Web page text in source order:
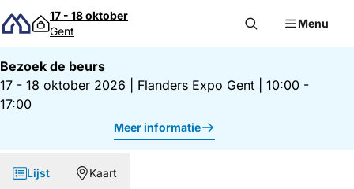
Direct naar inhoud
17 - 18 oktober
Gent
Menu
Bezoek de beurs
17 - 18 oktober 2026
Flanders Expo Gent
10:00 -
17:00
Meer informatie
Lijst Kaart